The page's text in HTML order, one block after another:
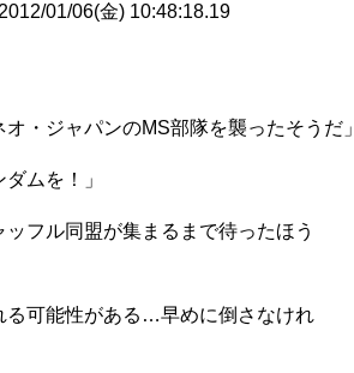
01/06(金) 10:48:18.19
・ジャパンのMS部隊を襲ったそうだ」
ムを！」
フル同盟が集まるまで待ったほう
る可能性がある…早めに倒さなけれ